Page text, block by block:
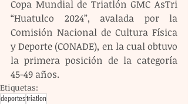
Copa Mundial de Triatlón GMC AsTri
“Huatulco 2024”, avalada por la
Comisión Nacional de Cultura Física
y Deporte (CONADE), en la cual obtuvo
la primera posición de la categoría
45-49 años.
Etiquetas:
deportestriatlon